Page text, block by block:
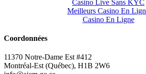
Casino Live Sans KYC
Meilleurs Casino En
Casino En Ligne
Coordonnées
11370 Notre-Dame Est #412
Montréal-Est (Québec), H1B 2W6